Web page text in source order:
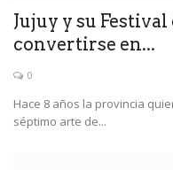
Jujuy y su Festival
convertirse en...
0
Hace 8 años la provincia
séptimo arte de...